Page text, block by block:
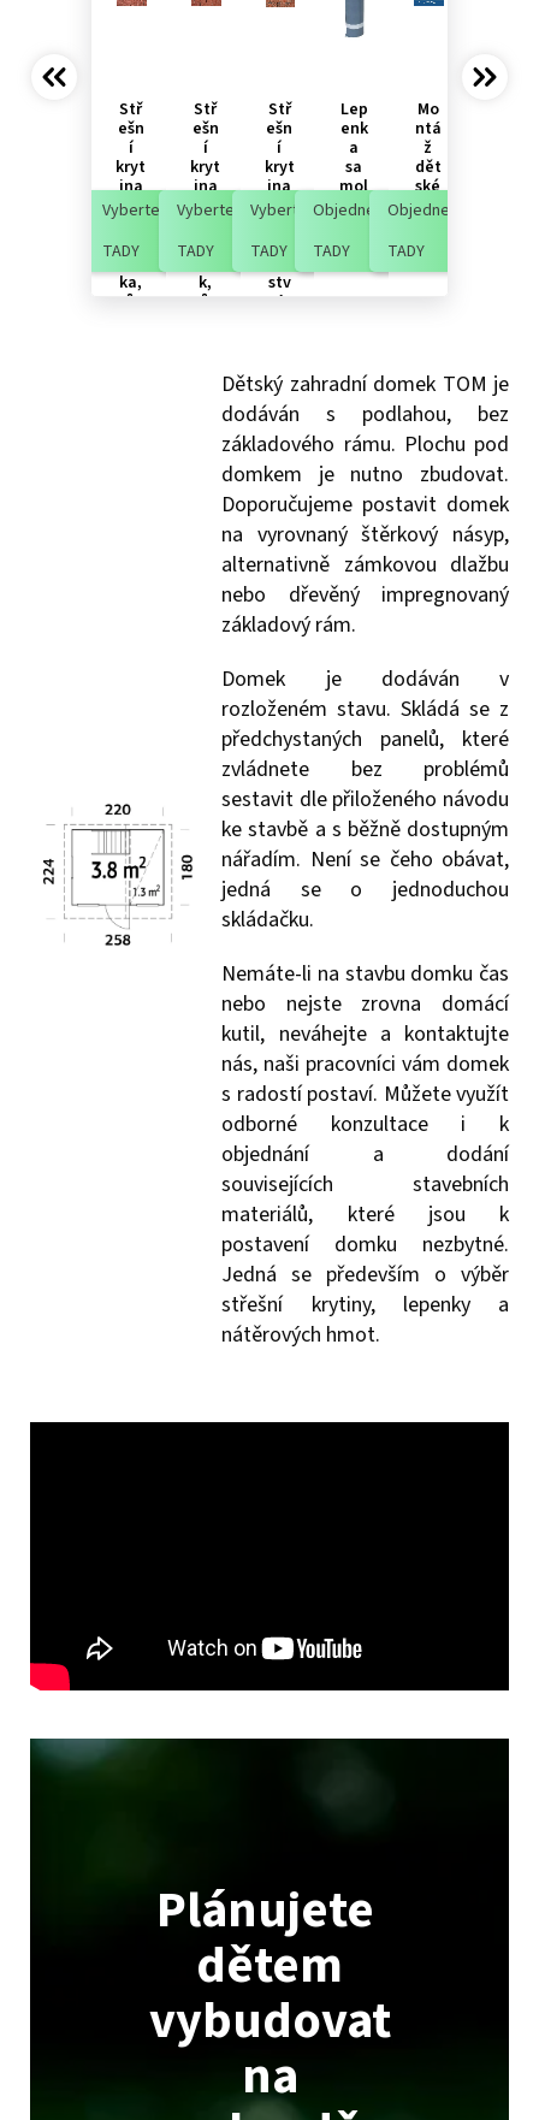
Stř
ešn
í
kryt
ina
ŠIN
bob
rov
ka,
růz
Vyberte
TADY
Stř
ešn
í
kryt
ina
ŠIN
obd
élní
k,
růz
Vyberte
TADY
Stř
ešn
í
kryt
ina
ŠIN
dvo
uvr
stv
ý
ý,
růz
né
bar
vy
Vyberte
TADY
Lep
enk
a
sa
mol
epí
Objednejte
TADY
Mo
ntá
ž
dět
ské
ho
me
čku
Objednejte
TADY
Dětský zahradní domek TOM je
dodáván s podlahou, bez
základového rámu. Plochu pod
domkem je nutno zbudovat.
Doporučujeme postavit domek
na vyrovnaný štěrkový násyp,
alternativně zámkovou dlažbu
nebo dřevěný impregnovaný
základový rám.
Domek je dodáván v
rozloženém stavu. Skládá se z
předchystaných panelů, které
zvládnete bez problémů
sestavit dle přiloženého návodu
ke stavbě a s běžně dostupným
nářadím. Není se čeho obávat,
jedná se o jednoduchou
skládačku.
Nemáte-li na stavbu domku čas
nebo nejste zrovna domácí
kutil, neváhejte a kontaktujte
nás, naši pracovníci vám domek
s radostí postaví. Můžete využít
odborné konzultace i k
objednání a dodání
souvisejících stavebních
materiálů, které jsou k
postavení domku nezbytné.
Jedná se především o výběr
střešní krytiny, lepenky a
nátěrových hmot.
Plánujete
dětem
vybudovat
na